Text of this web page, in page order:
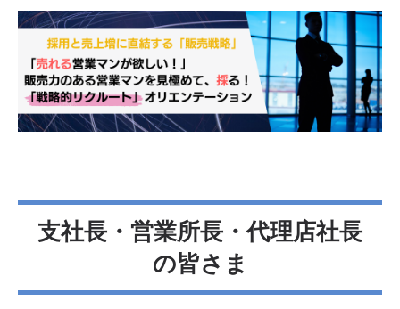
支社長・営業所長・代理店社長
の皆さま